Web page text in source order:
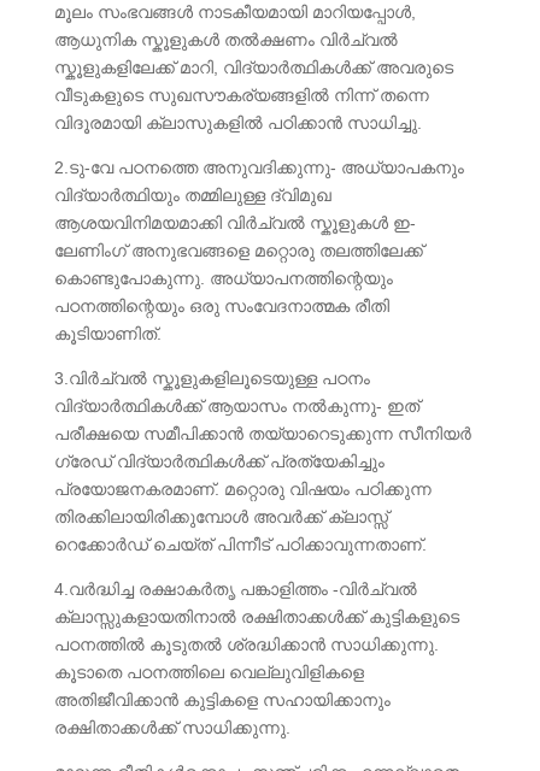
മൂലം സംഭവങ്ങൾ നാടകീയമായി മാറിയപ്പോൾ,
ആധുനിക സ്കൂളുകൾ തൽക്ഷണം വിർച്വൽ
സ്കൂളുകളിലേക്ക് മാറി, വിദ്യാർത്ഥികൾക്ക് അവരുടെ
വീടുകളുടെ സുഖസൗകര്യങ്ങളിൽ നിന്ന് തന്നെ
വിദൂരമായി ക്ലാസുകളിൽ പഠിക്കാൻ സാധിച്ചു.
2.ടു-വേ പഠനത്തെ അനുവദിക്കുന്നു- അധ്യാപകനും
വിദ്യാർത്ഥിയും തമ്മിലുള്ള ദ്വിമുഖ
ആശയവിനിമയമാക്കി വിർച്വൽ സ്കൂളുകൾ ഇ-
ലേണിംഗ് അനുഭവങ്ങളെ മറ്റൊരു തലത്തിലേക്ക്
കൊണ്ടുപോകുന്നു. അധ്യാപനത്തിന്റെയും
പഠനത്തിന്റെയും ഒരു സംവേദനാത്മക രീതി
കൂടിയാണിത്.
3.വിർച്വൽ സ്കൂളുകളിലൂടെയുള്ള പഠനം
വിദ്യാർത്ഥികൾക്ക് ആയാസം നൽകുന്നു- ഇത്
പരീക്ഷയെ സമീപിക്കാൻ തയ്യാറെടുക്കുന്ന സീനിയർ
ഗ്രേഡ് വിദ്യാർത്ഥികൾക്ക് പ്രത്യേകിച്ചും
പ്രയോജനകരമാണ്. മറ്റൊരു വിഷയം പഠിക്കുന്ന
തിരക്കിലായിരിക്കുമ്പോൾ അവർക്ക് ക്ലാസ്സ്
റെക്കോർഡ് ചെയ്ത് പിന്നീട് പഠിക്കാവുന്നതാണ്.
4.വർദ്ധിച്ച രക്ഷാകർതൃ പങ്കാളിത്തം -വിർച്വൽ
ക്ലാസ്സുകളായതിനാൽ രക്ഷിതാക്കൾക്ക് കുട്ടികളുടെ
പഠനത്തിൽ കൂടുതൽ ശ്രദ്ധിക്കാൻ സാധിക്കുന്നു.
കൂടാതെ പഠനത്തിലെ വെല്ലുവിളികളെ
അതിജീവിക്കാൻ കുട്ടികളെ സഹായിക്കാനും
രക്ഷിതാക്കൾക്ക് സാധിക്കുന്നു.